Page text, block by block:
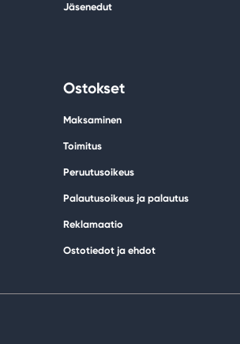
Jäsenedut
Ostokset
Maksaminen
Toimitus
Peruutusoikeus
Palautusoikeus ja palautus
Reklamaatio
Ostotiedot ja ehdot